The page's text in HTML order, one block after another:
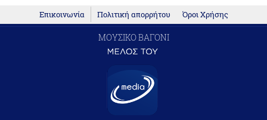
Επικοινωνία Πολιτική απορρήτου Όροι Χρήσης
ΜΟΥΣΙΚΟ ΒΑΓΟΝΙ